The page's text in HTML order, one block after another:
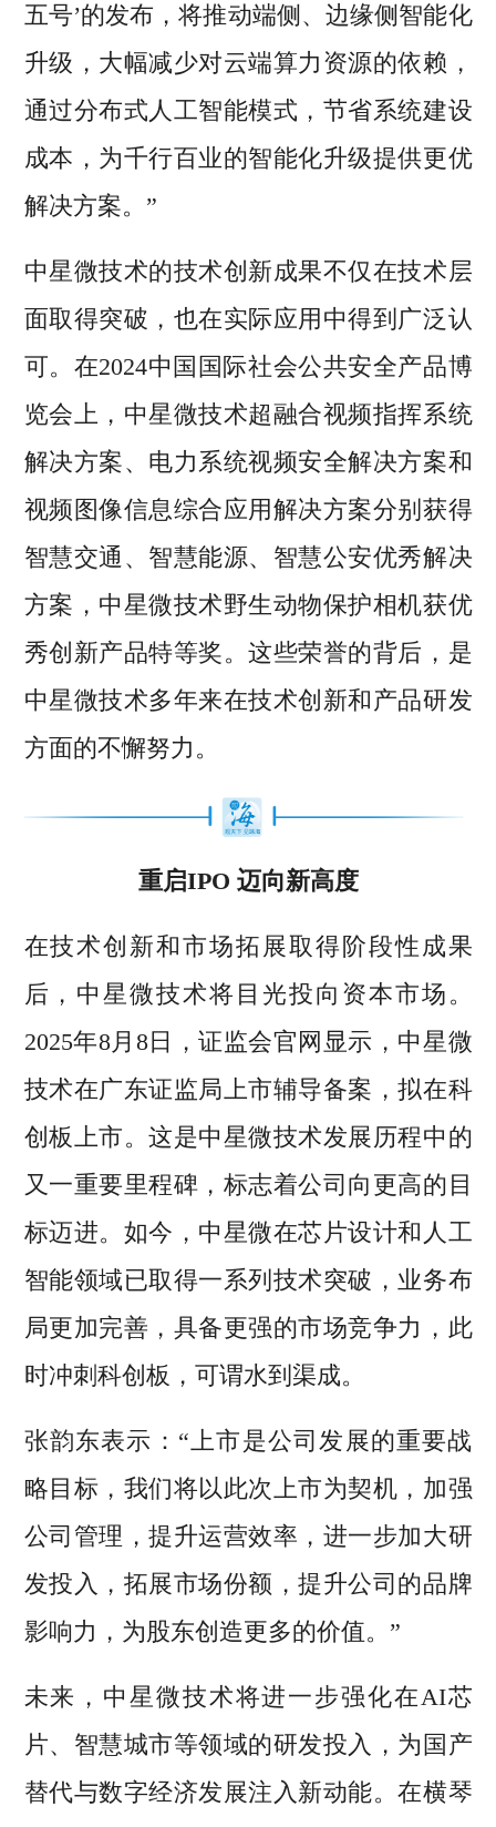
五号’的发布，将推动端侧、边缘侧智能化
升级，大幅减少对云端算力资源的依赖，
通过分布式人工智能模式，节省系统建设
成本，为千行百业的智能化升级提供更优
解决方案。”
中星微技术的技术创新成果不仅在技术层
面取得突破，也在实际应用中得到广泛认
可。在2024中国国际社会公共安全产品博
览会上，中星微技术超融合视频指挥系统
解决方案、电力系统视频安全解决方案和
视频图像信息综合应用解决方案分别获得
智慧交通、智慧能源、智慧公安优秀解决
方案，中星微技术野生动物保护相机获优
秀创新产品特等奖。这些荣誉的背后，是
中星微技术多年来在技术创新和产品研发
方面的不懈努力。
重启IPO 迈向新高度
在技术创新和市场拓展取得阶段性成果
后，中星微技术将目光投向资本市场。
2025年8月8日，证监会官网显示，中星微
技术在广东证监局上市辅导备案，拟在科
创板上市。这是中星微技术发展历程中的
又一重要里程碑，标志着公司向更高的目
标迈进。如今，中星微在芯片设计和人工
智能领域已取得一系列技术突破，业务布
局更加完善，具备更强的市场竞争力，此
时冲刺科创板，可谓水到渠成。
张韵东表示：“上市是公司发展的重要战
略目标，我们将以此次上市为契机，加强
公司管理，提升运营效率，进一步加大研
发投入，拓展市场份额，提升公司的品牌
影响力，为股东创造更多的价值。”
未来，中星微技术将进一步强化在AI芯
片、智慧城市等领域的研发投入，为国产
替代与数字经济发展注入新动能。在横琴